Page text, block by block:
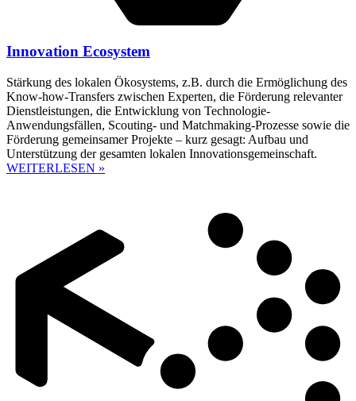
Innovation Ecosystem
Stärkung des lokalen Ökosystems, z.B. durch die Ermöglichung des
Know-how-Transfers zwischen Experten, die Förderung relevanter
Dienstleistungen, die Entwicklung von Technologie-
Anwendungsfällen, Scouting- und Matchmaking-Prozesse sowie die
Förderung gemeinsamer Projekte – kurz gesagt: Aufbau und
Unterstützung der gesamten lokalen Innovationsgemeinschaft.
WEITERLESEN »